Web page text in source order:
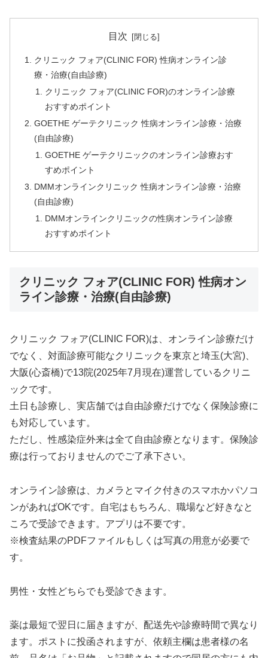
目次
クリニック フォア(CLINIC FOR) 性病オンライン診
療・治療(自由診療)
クリニック フォア(CLINIC FOR)のオンライン診療
おすすめポイント
GOETHE ゲーテクリニック 性病オンライン診療・治療
(自由診療)
GOETHE ゲーテクリニックのオンライン診療おす
すめポイント
DMMオンラインクリニック 性病オンライン診療・治療
(自由診療)
DMMオンラインクリニックの性病オンライン診療
おすすめポイント
クリニック フォア(CLINIC FOR) 性病オン
ライン診療・治療(自由診療)
クリニック フォア(CLINIC FOR)は、オンライン診療だけ
でなく、対面診療可能なクリニックを東京と埼玉(大宮)、
大阪(心斎橋)で13院(2025年7月現在)運営しているクリニ
ックです。
土日も診療し、実店舗では自由診療だけでなく保険診療に
も対応しています。
ただし、性感染症外来は全て自由診療となります。保険診
療は行っておりませんのでご了承下さい。
オンライン診療は、カメラとマイク付きのスマホかパソコ
ンがあればOKです。自宅はもちろん、職場など好きなと
ころで受診できます。アプリは不要です。
※検査結果のPDFファイルもしくは写真の用意が必要で
す。
男性・女性どちらでも受診できます。
薬は最短で翌日に届きますが、配送先や診療時間で異なり
ます。ポストに投函されますが、依頼主欄は患者様の名